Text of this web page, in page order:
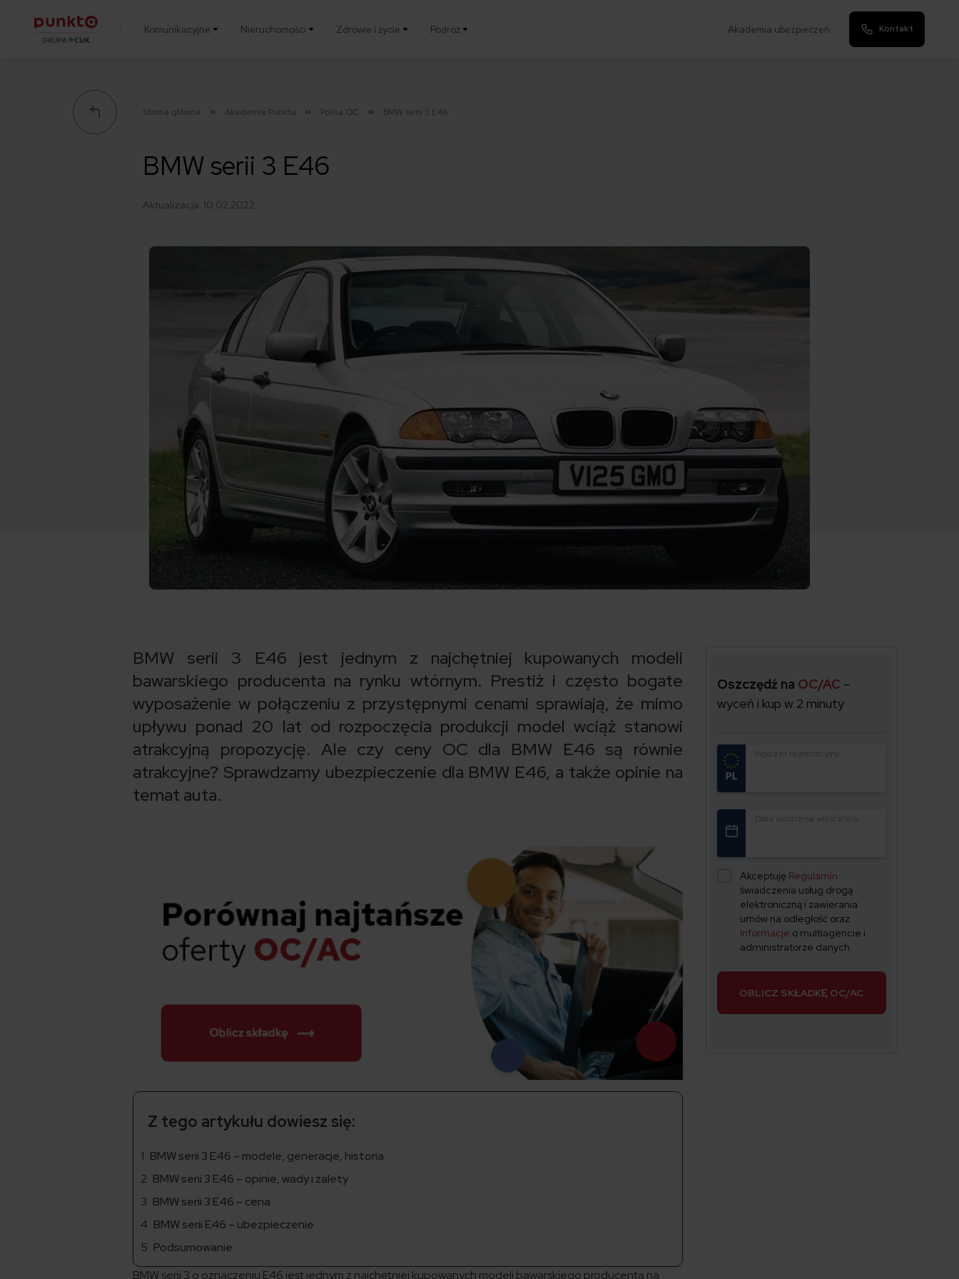
Komunikacyjne Nieruchomości Zdrowie i życie Podróż Akademia ubezpieczeń Kontakt
Strona główna Akademia Punkta Polisa OC BMW serii 3 E46
BMW serii 3 E46
Aktualizacja: 10.02.2022
BMW serii 3 E46 jest jednym z najchętniej kupowanych modeli
bawarskiego producenta na rynku wtórnym. Prestiż i często bogate
wyposażenie w połączeniu z przystępnymi cenami sprawiają, że mimo
upływu ponad 20 lat od rozpoczęcia produkcji model wciąż stanowi
atrakcyjną propozycję. Ale czy ceny OC dla BMW E46 są równie
atrakcyjne? Sprawdzamy ubezpieczenie dla BMW E46, a także opinie na
temat auta.
Z tego artykułu dowiesz się:
BMW serii 3 E46 – modele, generacje, historia
BMW serii 3 E46 – opinie, wady i zalety
BMW serii 3 E46 – cena
BMW serii E46 – ubezpieczenie
Podsumowanie
BMW serii 3 o oznaczeniu E46 jest jednym z najchętniej kupowanych modeli bawarskiego producenta na
Oszczędź na OC/AC –
wyceń i kup w 2 minuty
Wpisz nr rejestracyjny
Data urodzenia właściciela
Akceptuję Regulamin
świadczenia usług drogą
elektroniczną i zawierania
umów na odległość oraz
Informacje o multiagencie i
administratorze danych.
OBLICZ SKŁADKĘ OC/AC